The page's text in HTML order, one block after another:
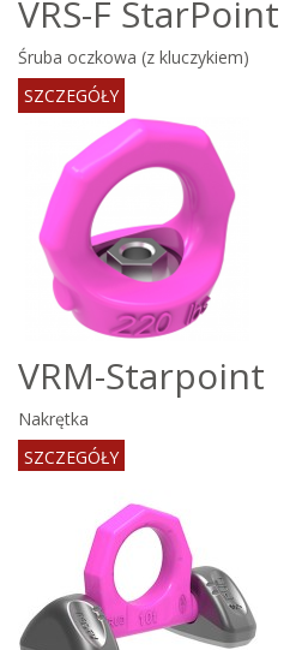
VRS-F StarPoint
Śruba oczkowa (z kluczykiem)
SZCZEGÓŁY
VRM-Starpoint
Nakrętka
SZCZEGÓŁY